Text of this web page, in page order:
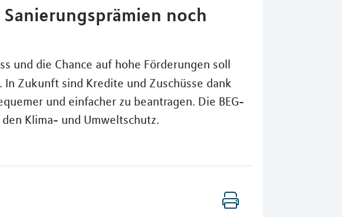
noch
und die Chance auf hohe Förderungen soll
Zukunft sind Kredite und Zuschüsse dank
und einfacher zu beantragen. Die BEG-
Klima- und Umweltschutz.